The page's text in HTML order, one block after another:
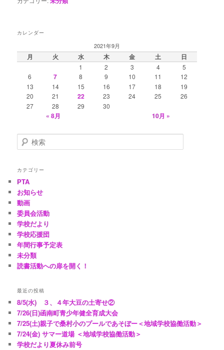
カレンダー
2021年9月
月 火 水 木 金 土 日
1 2 3 4
5
6
7 8 9 10 11
12
13
14 15 16 17 18
19
20
21 22 23 24 25
26
27
28 29 30
« 8月 10月 »
検
索
カテゴリー
PTA
お知らせ
動画
委員会活動
学校だより
学校応援団
年間行事予定表
未分類
読書活動への扉を開く！
最近の投稿
8/5(水) ３、４年大豆の土寄せ②
7/26(日)函南町青少年健全育成大会
7/25(土)親子で桑村小のプールであそぼー＜地域学校協働活動＞
7/24(金) サマー道場 ＜地域学校協働活動＞
学校だより夏休み前号